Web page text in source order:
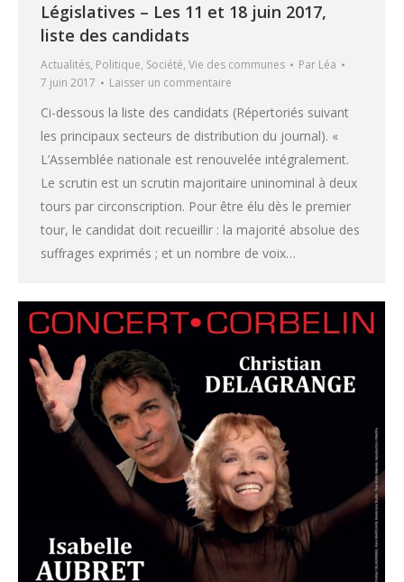
Législatives – Les 11 et 18 juin 2017,
liste des candidats
Actualités, Politique, Société, Vie des communes Par Léa
7 juin 2017
Laisser un commentaire
Ci-dessous la liste des candidats (Répertoriés suivant
les principaux secteurs de distribution du journal). «
L’Assemblée nationale est renouvelée intégralement.
Le scrutin est un scrutin majoritaire uninominal à deux
tours par circonscription. Pour être élu dès le premier
tour, le candidat doit recueillir : la majorité absolue des
suffrages exprimés ; et un nombre de voix…